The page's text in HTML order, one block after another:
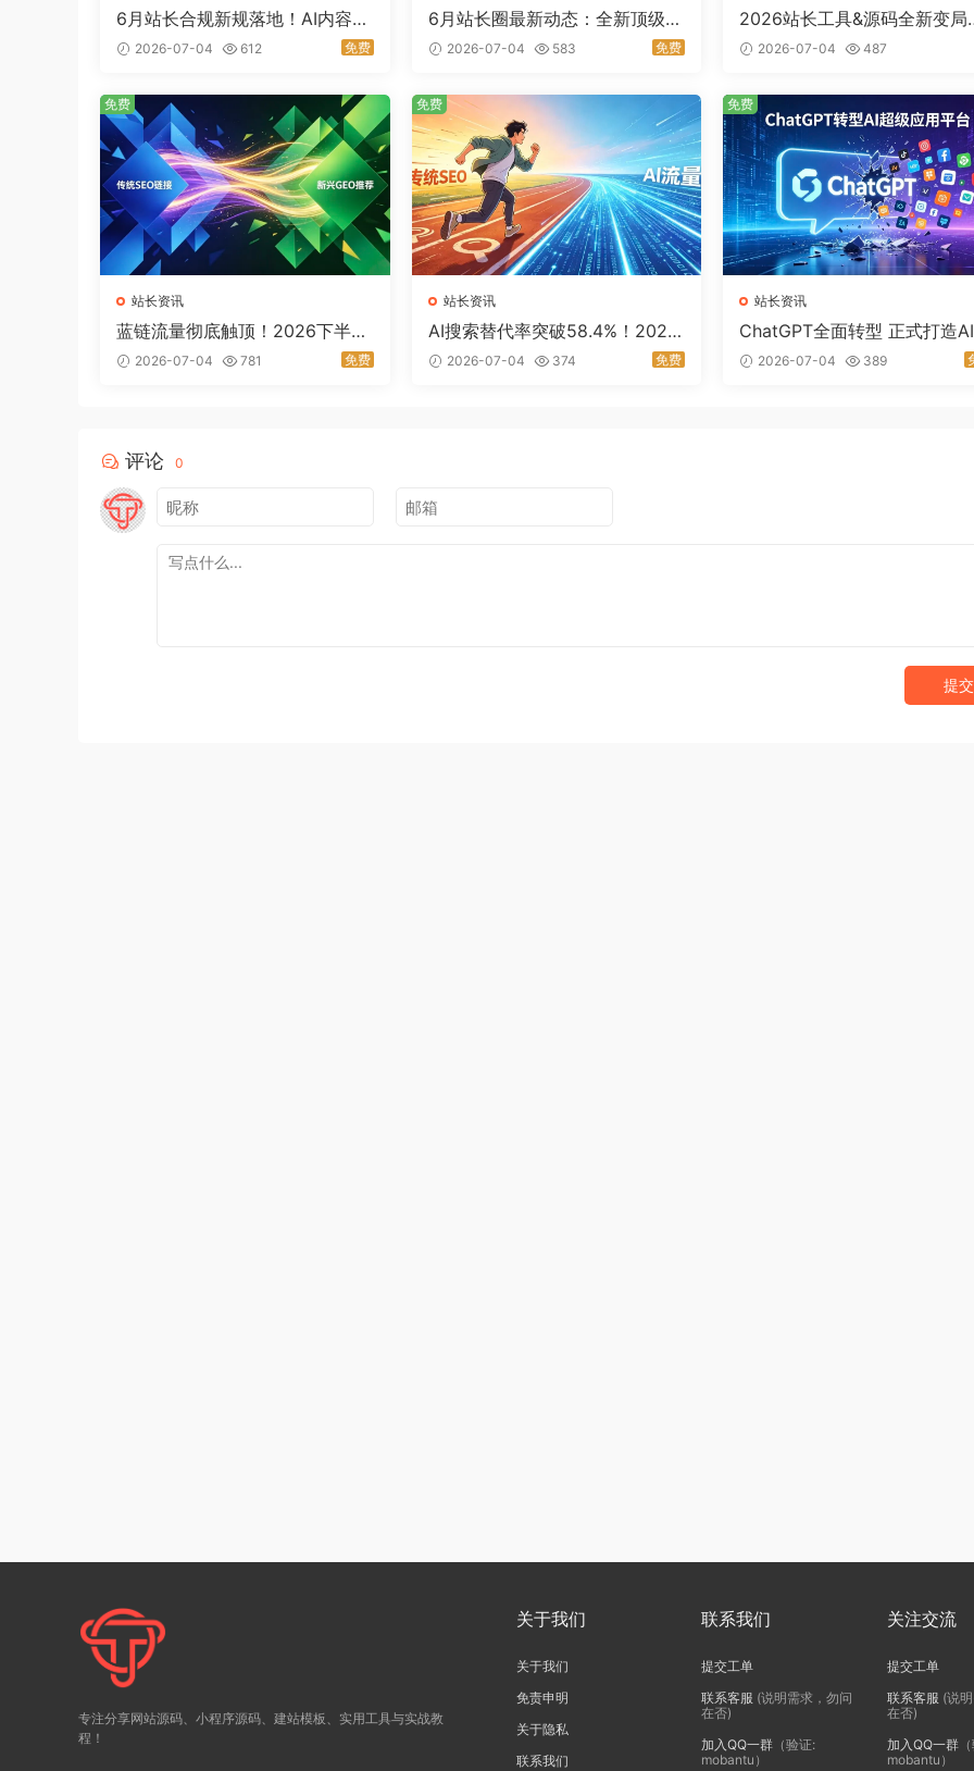
6月站长合规新规落地！AI内容强
监管来袭，域名安全风险全面升
级
2026-07-04 612 免费
6月站长圈最新动态：全新顶级域
名开放申报，服务器资源紧缺、
行业价格小幅上行
2026-07-04 583 免费
2026站长工具&源码全新变局
GEO优化工具强势崛起，AI建
源码成流量黑马
2026-07-04 487
站长资讯
蓝链流量彻底触顶！2026下半年
GEO成站长生死线：AI渗透率63.
8%，千亿新赛道爆发
2026-07-04 781 免费
免费
站长资讯
AI搜索替代率突破58.4%！2026
站长流量大变局，传统SEO正式
迎来终局拐点
2026-07-04 374 免费
免费
站长资讯
ChatGPT全面转型 正式打造
级应用平台
2026-07-04 389
免费
评论 0
提交
专注分享网站源码、小程序源码、建站模板、实用工具与实战教
程！
关于我们
关于我们
免责申明
关于隐私
联系我们
联系我们
提交工单
联系客服 (说明需求，勿问
在否)
加入QQ一群 （验证:
mobantu）
关注交流
提交工单
联系客服 (说
在否)
加入QQ一群
mobantu）